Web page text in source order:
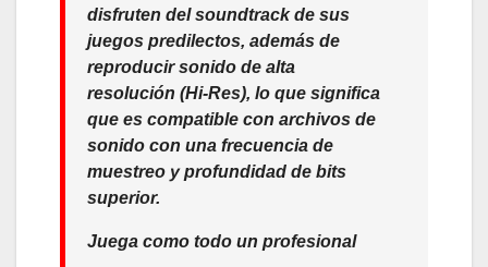
disfruten del soundtrack de sus
juegos predilectos, además de
reproducir sonido de alta
resolución (Hi-Res), lo que significa
que es compatible con archivos de
sonido con una frecuencia de
muestreo y profundidad de bits
superior.
Juega como todo un profesional